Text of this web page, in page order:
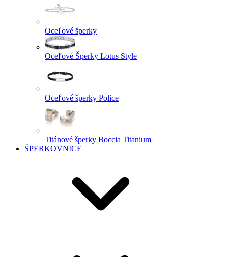
Oceľové šperky
Oceľové Šperky Lotus Style
Oceľové šperky Police
Titánové šperky Boccia Titanium
ŠPERKOVNICE